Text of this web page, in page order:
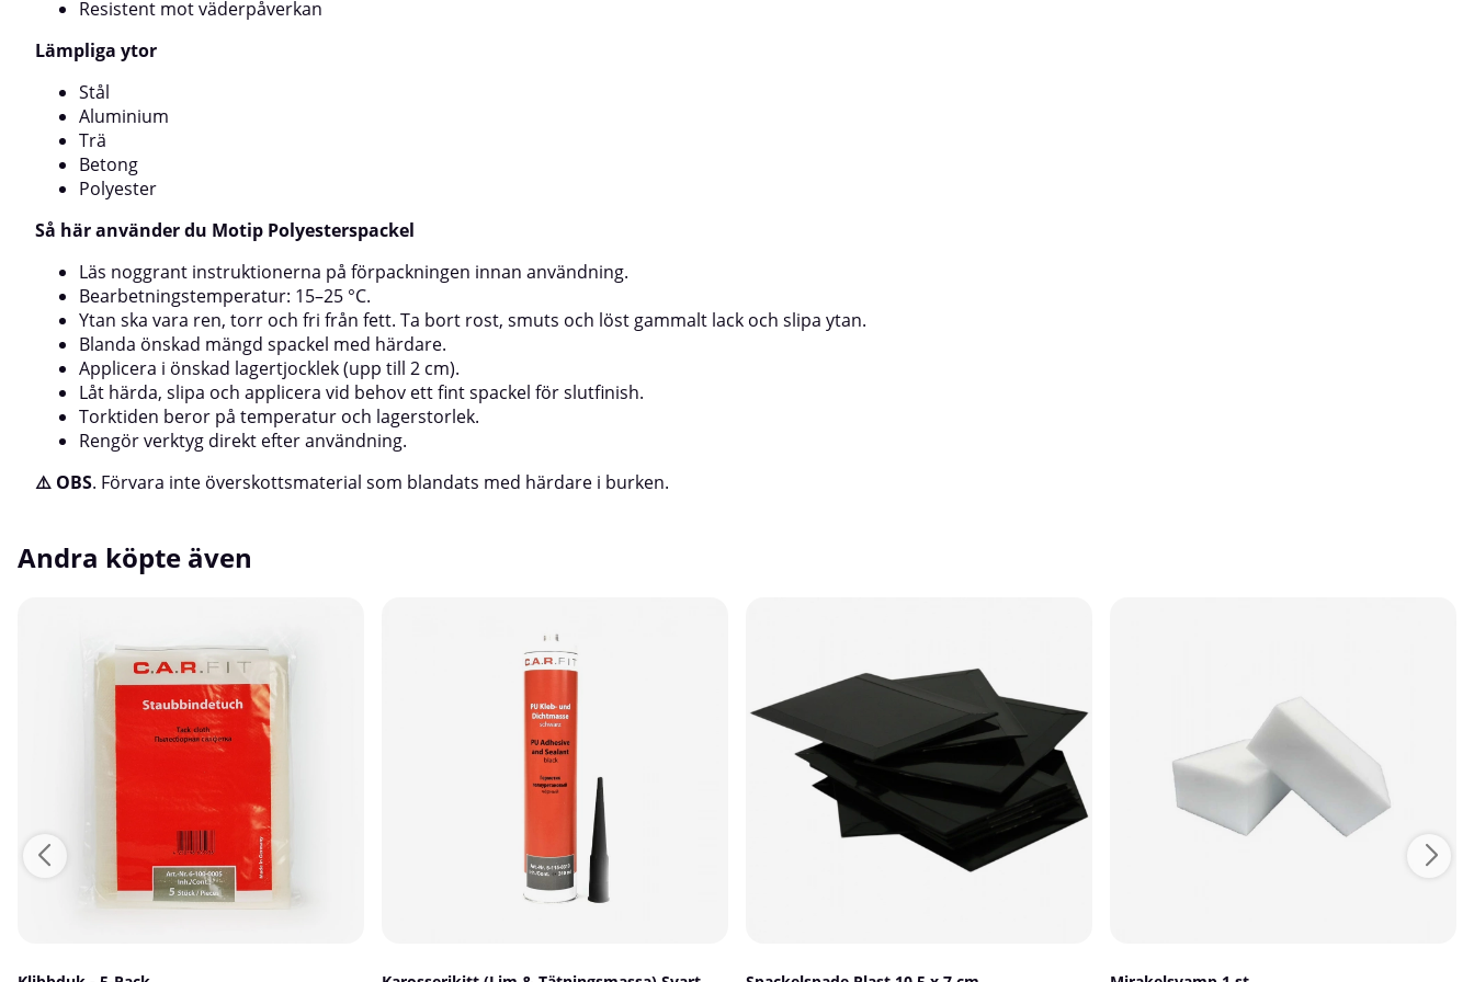
som blandats med härdare i burken.
Resistent mot väderpåverkan
Lämpliga ytor
Stål
Aluminium
Trä
Betong
Polyester
Så här använder du Motip Polyesterspackel
Läs noggrant instruktionerna på förpackningen innan användning.
Bearbetningstemperatur: 15–25 °C.
Ytan ska vara ren, torr och fri från fett. Ta bort rost, smuts och löst gammalt lack och slipa ytan.
Blanda önskad mängd spackel med härdare.
Applicera i önskad lagertjocklek (upp till 2 cm).
Låt härda, slipa och applicera vid behov ett fint spackel för slutfinish.
Torktiden beror på temperatur och lagerstorlek.
Rengör verktyg direkt efter användning.
⚠️ OBS. Förvara inte överskottsmaterial som blandats med härdare i burken.
Andra köpte även